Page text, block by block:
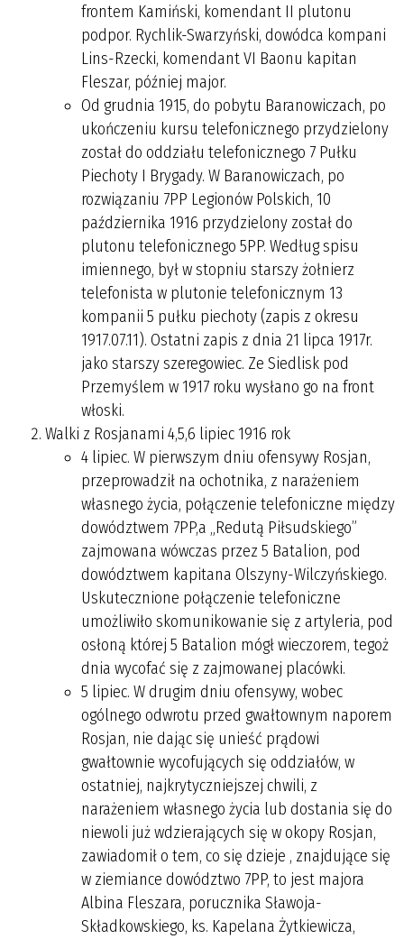
frontem Kamiński, komendant II plutonu
podpor. Rychlik-Swarzyński, dowódca kompani
Lins-Rzecki, komendant VI Baonu kapitan
Fleszar, później major.
Od grudnia 1915, do pobytu Baranowiczach, po
ukończeniu kursu telefonicznego przydzielony
został do oddziału telefonicznego 7 Pułku
Piechoty I Brygady. W Baranowiczach, po
rozwiązaniu 7PP Legionów Polskich, 10
października 1916 przydzielony został do
plutonu telefonicznego 5PP. Według spisu
imiennego, był w stopniu starszy żołnierz
telefonista w plutonie telefonicznym 13
kompanii 5 pułku piechoty (zapis z okresu
1917.07.11). Ostatni zapis z dnia 21 lipca 1917r.
jako starszy szeregowiec. Ze Siedlisk pod
Przemyślem w 1917 roku wysłano go na front
włoski.
Walki z Rosjanami 4,5,6 lipiec 1916 rok
4 lipiec. W pierwszym dniu ofensywy Rosjan,
przeprowadził na ochotnika, z narażeniem
własnego życia, połączenie telefoniczne między
dowództwem 7PP,a „Redutą Piłsudskiego”
zajmowana wówczas przez 5 Batalion, pod
dowództwem kapitana Olszyny-Wilczyńskiego.
Uskutecznione połączenie telefoniczne
umożliwiło skomunikowanie się z artyleria, pod
osłoną której 5 Batalion mógł wieczorem, tegoż
dnia wycofać się z zajmowanej placówki.
5 lipiec. W drugim dniu ofensywy, wobec
ogólnego odwrotu przed gwałtownym naporem
Rosjan, nie dając się unieść prądowi
gwałtownie wycofujących się oddziałów, w
ostatniej, najkrytyczniejszej chwili, z
narażeniem własnego życia lub dostania się do
niewoli już wdzierających się w okopy Rosjan,
zawiadomił o tem, co się dzieje , znajdujące się
w ziemiance dowództwo 7PP, to jest majora
Albina Fleszara, porucznika Sławoja-
Składkowskiego, ks. Kapelana Żytkiewicza,